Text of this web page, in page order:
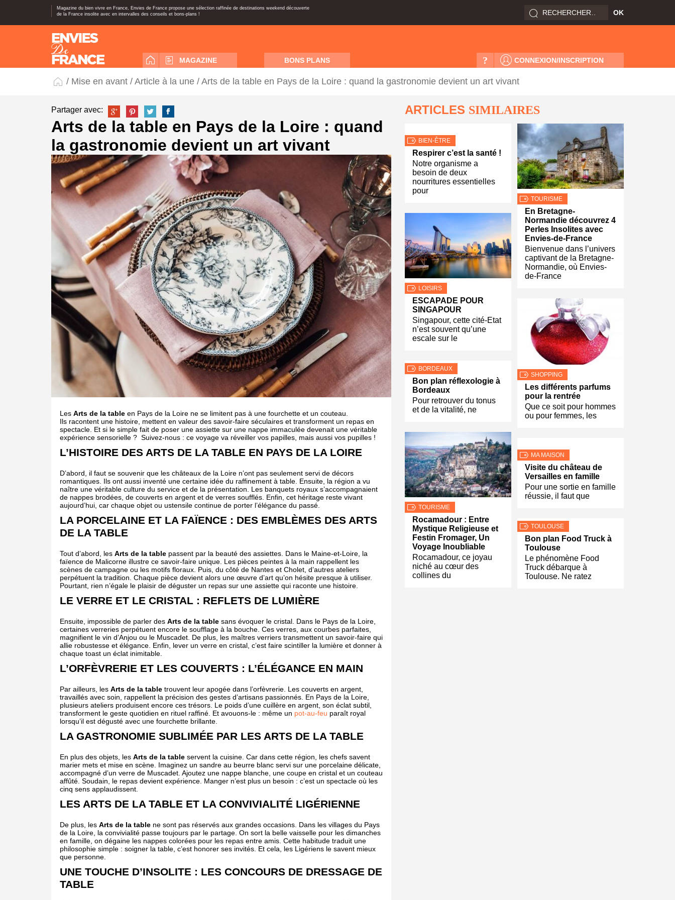
Magazine du bien vivre en France, Envies de France propose une sélection raffinée de destinations weekend découverte
de la France insolite avec en intervalles des conseils et bons-plans !
MAGAZINE BONS PLANS CONNEXION/INSCRIPTION
?
/ Mise en avant / Article à la une / Arts de la table en Pays de la Loire : quand la gastronomie devient un art vivant
Partager avec:
Arts de la table en Pays de la Loire : quand
la gastronomie devient un art vivant
Les Arts de la table en Pays de la Loire ne se limitent pas à une fourchette et un couteau.
Ils racontent une histoire, mettent en valeur des savoir-faire séculaires et transforment un repas en
spectacle. Et si le simple fait de poser une assiette sur une nappe immaculée devenait une véritable
expérience sensorielle ? Suivez-nous : ce voyage va réveiller vos papilles, mais aussi vos pupilles !
L’HISTOIRE DES ARTS DE LA TABLE EN PAYS DE LA LOIRE
D’abord, il faut se souvenir que les châteaux de la Loire n’ont pas seulement servi de décors
romantiques. Ils ont aussi inventé une certaine idée du raffinement à table. Ensuite, la région a vu
naître une véritable culture du service et de la présentation. Les banquets royaux s’accompagnaient
de nappes brodées, de couverts en argent et de verres soufflés. Enfin, cet héritage reste vivant
aujourd’hui, car chaque objet ou ustensile continue de porter l’élégance du passé.
LA PORCELAINE ET LA FAÏENCE : DES EMBLÈMES DES ARTS
DE LA TABLE
Tout d’abord, les Arts de la table passent par la beauté des assiettes. Dans le Maine-et-Loire, la
faïence de Malicorne illustre ce savoir-faire unique. Les pièces peintes à la main rappellent les
scènes de campagne ou les motifs floraux. Puis, du côté de Nantes et Cholet, d’autres ateliers
perpétuent la tradition. Chaque pièce devient alors une œuvre d’art qu’on hésite presque à utiliser.
Pourtant, rien n’égale le plaisir de déguster un repas sur une assiette qui raconte une histoire.
LE VERRE ET LE CRISTAL : REFLETS DE LUMIÈRE
Ensuite, impossible de parler des Arts de la table sans évoquer le cristal. Dans le Pays de la Loire,
certaines verreries perpétuent encore le soufflage à la bouche. Ces verres, aux courbes parfaites,
magnifient le vin d’Anjou ou le Muscadet. De plus, les maîtres verriers transmettent un savoir-faire qui
allie robustesse et élégance. Enfin, lever un verre en cristal, c’est faire scintiller la lumière et donner à
chaque toast un éclat inimitable.
L’ORFÈVRERIE ET LES COUVERTS : L’ÉLÉGANCE EN MAIN
Par ailleurs, les Arts de la table trouvent leur apogée dans l’orfèvrerie. Les couverts en argent,
travaillés avec soin, rappellent la précision des gestes d’artisans passionnés. En Pays de la Loire,
plusieurs ateliers produisent encore ces trésors. Le poids d’une cuillère en argent, son éclat subtil,
transforment le geste quotidien en rituel raffiné. Et avouons-le : même un pot-au-feu paraît royal
lorsqu’il est dégusté avec une fourchette brillante.
LA GASTRONOMIE SUBLIMÉE PAR LES ARTS DE LA TABLE
En plus des objets, les Arts de la table servent la cuisine. Car dans cette région, les chefs savent
marier mets et mise en scène. Imaginez un sandre au beurre blanc servi sur une porcelaine délicate,
accompagné d’un verre de Muscadet. Ajoutez une nappe blanche, une coupe en cristal et un couteau
affûté. Soudain, le repas devient expérience. Manger n’est plus un besoin : c’est un spectacle où les
cinq sens applaudissent.
LES ARTS DE LA TABLE ET LA CONVIVIALITÉ LIGÉRIENNE
De plus, les Arts de la table ne sont pas réservés aux grandes occasions. Dans les villages du Pays
de la Loire, la convivialité passe toujours par le partage. On sort la belle vaisselle pour les dimanches
en famille, on dégaine les nappes colorées pour les repas entre amis. Cette habitude traduit une
philosophie simple : soigner la table, c’est honorer ses invités. Et cela, les Ligériens le savent mieux
que personne.
UNE TOUCHE D’INSOLITE : LES CONCOURS DE DRESSAGE DE
TABLE
ARTICLES SIMILAIRES
BIEN-ÊTRE
Respirer c’est la santé !
Notre organisme a
besoin de deux
nourritures essentielles
pour
LOISIRS
ESCAPADE POUR
SINGAPOUR
Singapour, cette cité-Etat
n’est souvent qu’une
escale sur le
BORDEAUX
Bon plan réflexologie à
Bordeaux
Pour retrouver du tonus
et de la vitalité, ne
TOURISME
Rocamadour : Entre
Mystique Religieuse et
Festin Fromager, Un
Voyage Inoubliable
Rocamadour, ce joyau
niché au cœur des
collines du
TOURISME
En Bretagne-
Normandie découvrez 4
Perles Insolites avec
Envies-de-France
Bienvenue dans l’univers
captivant de la Bretagne-
Normandie, où Envies-
de-France
SHOPPING
Les différents parfums
pour la rentrée
Que ce soit pour hommes
ou pour femmes, les
MA MAISON
Visite du château de
Versailles en famille
Pour une sortie en famille
réussie, il faut que
TOULOUSE
Bon plan Food Truck à
Toulouse
Le phénomène Food
Truck débarque à
Toulouse. Ne ratez